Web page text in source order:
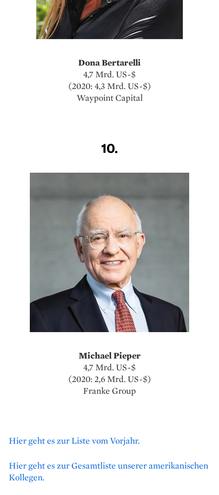
Dona Bertarelli
4,7 Mrd. US-$
(2020: 4,3 Mrd. US-$)
Waypoint Capital
10.
Michael Pieper
4,7 Mrd. US-$
(2020: 2,6 Mrd. US-$)
Franke Group
Hier geht es zur Liste vom Vorjahr.
Hier geht es zur Gesamtliste unserer amerikanischen
Kollegen.